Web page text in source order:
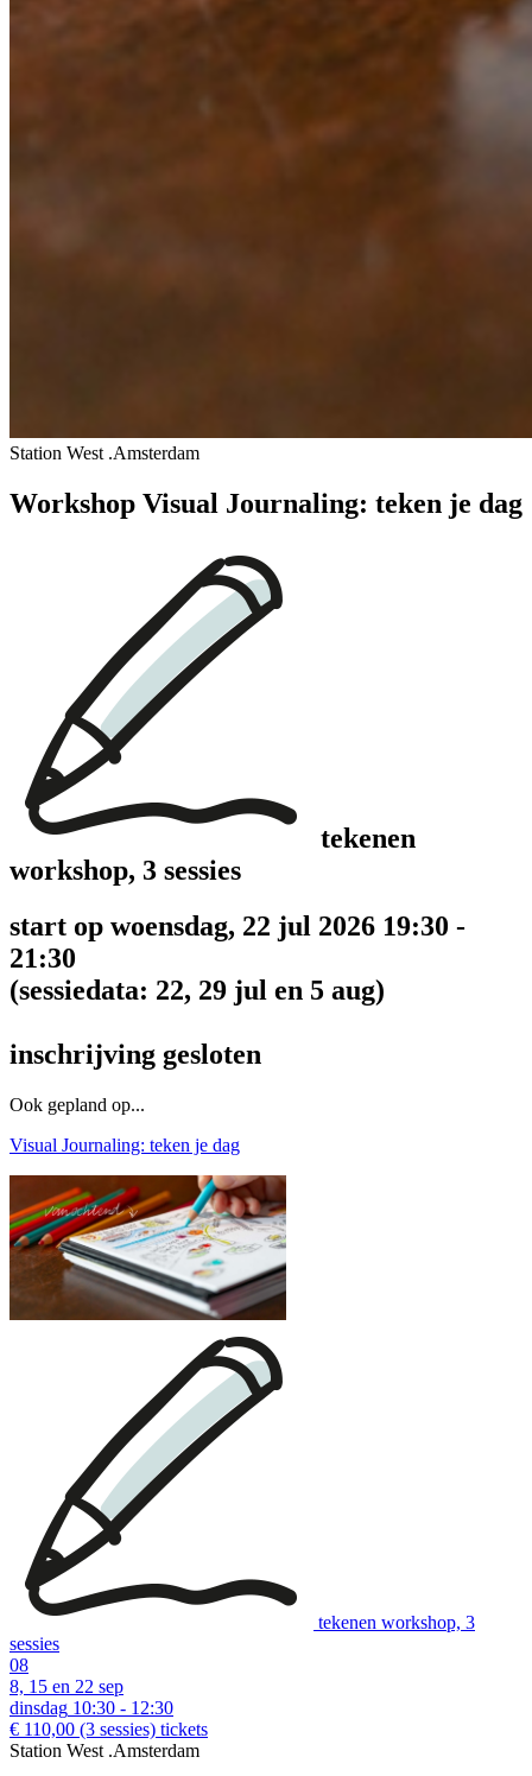
Station West .Amsterdam
Workshop Visual Journaling: teken je dag
tekenen
workshop, 3 sessies
start op woensdag, 22 jul 2026 19:30 -
21:30
(sessiedata: 22, 29 jul en 5 aug)
inschrijving gesloten
Ook gepland op...
Visual Journaling: teken je dag
tekenen workshop, 3
sessies
08
8, 15 en 22 sep
dinsdag 10:30 - 12:30
€ 110,00 (3 sessies) tickets
Station West .Amsterdam